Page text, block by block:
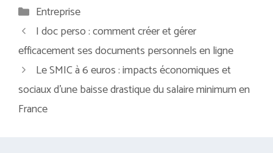
Catégories
Entreprise
I doc perso : comment créer et gérer
efficacement ses documents personnels en ligne
Le SMIC à 6 euros : impacts économiques et
sociaux d’une baisse drastique du salaire minimum en
France